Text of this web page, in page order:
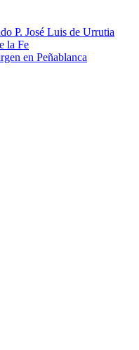
P. José Luis de Urrutia
la Fe
en Peñablanca